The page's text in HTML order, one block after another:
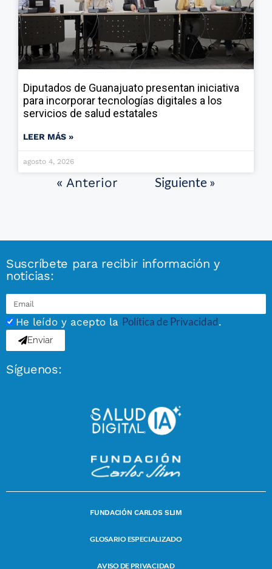
Diputados de Guanajuato presentan iniciativa
para incorporar tecnologías digitales a los
servicios de salud estatales
LEER MÁS »
agosto 4, 2026
« Anterior Siguiente »
Suscríbete para recibir información y
noticias:
He leído y acepto la Política de Privacidad.
Enviar
Síguenos:
FUNDACIÓN CARLOS SLIM
GLOSARIO ESPECIALIZADO
AVISO DE PRIVACIDAD